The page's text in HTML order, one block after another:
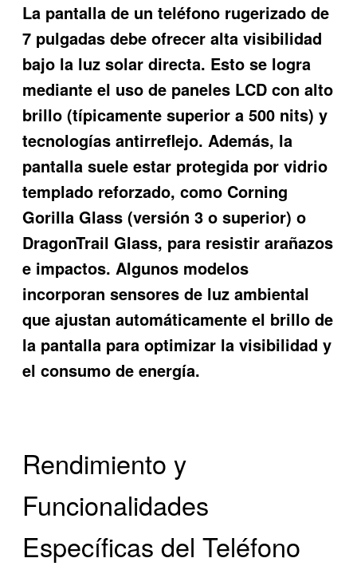
La pantalla de un teléfono rugerizado de
7 pulgadas debe ofrecer alta visibilidad
bajo la luz solar directa. Esto se logra
mediante el uso de paneles LCD con alto
brillo (típicamente superior a 500 nits) y
tecnologías antirreflejo. Además, la
pantalla suele estar protegida por vidrio
templado reforzado, como Corning
Gorilla Glass (versión 3 o superior) o
DragonTrail Glass, para resistir arañazos
e impactos. Algunos modelos
incorporan sensores de luz ambiental
que ajustan automáticamente el brillo de
la pantalla para optimizar la visibilidad y
el consumo de energía.
Rendimiento y
Funcionalidades
Específicas del Teléfono